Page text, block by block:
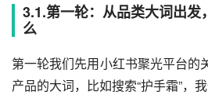
3.1.第一轮：从品类大词出发
么
第一轮我们先用小红书聚光平台的
产品的大词，比如搜索“护手霜”，